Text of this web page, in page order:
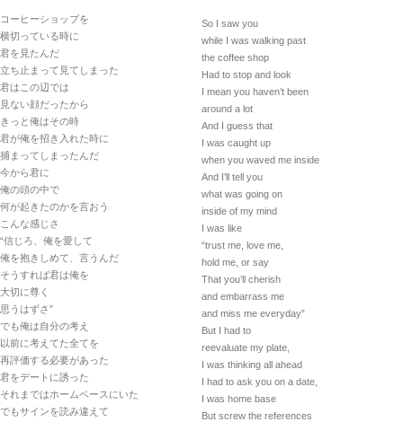
コーヒーショップを
横切っている時に
君を見たんだ
立ち止まって見てしまった
君はこの辺では
見ない顔だったから
きっと俺はその時
君が俺を招き入れた時に
捕まってしまったんだ
今から君に
俺の頭の中で
何が起きたのかを言おう
こんな感じさ
“信じろ、俺を愛して
俺を抱きしめて、言うんだ
そうすれば君は俺を
大切に尊く
思うはずさ”
でも俺は自分の考え
以前に考えてた全てを
再評価する必要があった
君をデートに誘った
それまではホームベースにいた
でもサインを読み違えて
So I saw you
while I was walking past
the coffee shop
Had to stop and look
I mean you haven’t been
around a lot
And I guess that
I was caught up
when you waved me inside
And I’ll tell you
what was going on
inside of my mind
I was like
“trust me, love me,
hold me, or say
That you’ll cherish
and embarrass me
and miss me everyday”
But I had to
reevaluate my plate,
I was thinking all ahead
I had to ask you on a date,
I was home base
But screw the references